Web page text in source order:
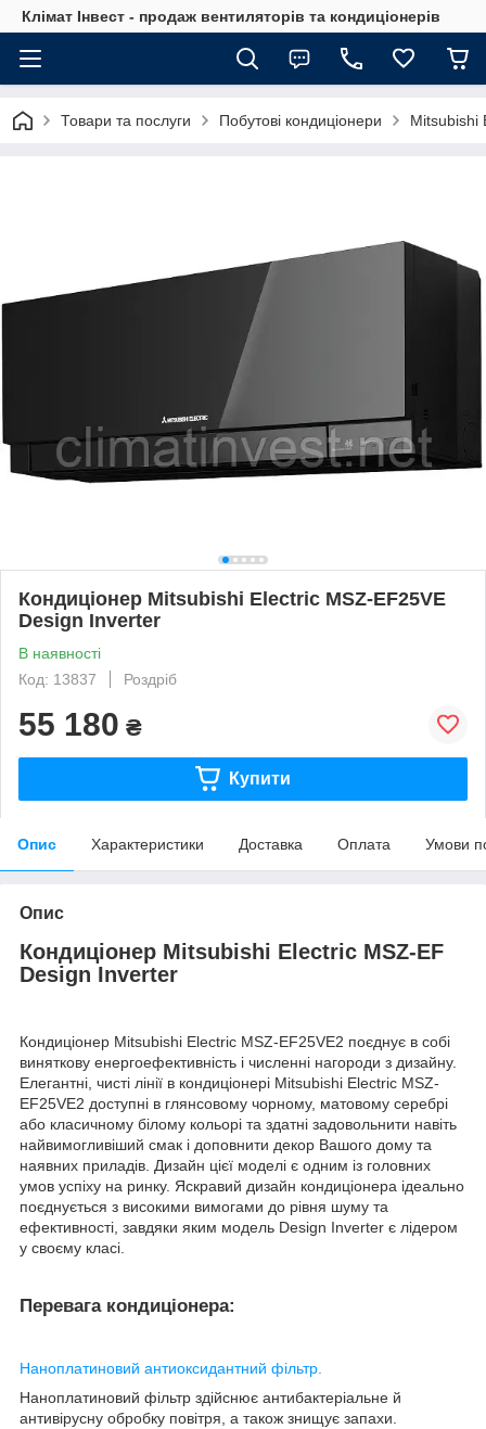
Клімат Інвест - продаж вентиляторів та кондиціонерів
Товари та послуги Побутові кондиціонери Mitsubishi
Кондиціонер Mitsubishi Electric MSZ-EF25VE
Design Inverter
В наявності
Код: 13837
Роздріб
55 180 ₴
Купити
Опис Характеристики Доставка Оплата Умови
Опис
Кондиціонер Mitsubishi Electric MSZ-EF
Design Inverter
Кондиціонер Mitsubishi Electric MSZ-EF25VE2 поєднує в собі
виняткову енергоефективність і численні нагороди з дизайну.
Елегантні, чисті лінії в кондиціонері Mitsubishi Electric MSZ-
EF25VE2 доступні в глянсовому чорному, матовому серебрі
або класичному білому кольорі та здатні задовольнити навіть
найвимогливіший смак і доповнити декор Вашого дому та
наявних приладів. Дизайн цієї моделі є одним із головних
умов успіху на ринку. Яскравий дизайн кондиціонера ідеально
поєднується з високими вимогами до рівня шуму та
ефективності, завдяки яким модель Design Inverter є лідером
у своєму класі.
Перевага кондиціонера:
Наноплатиновий антиоксидантний фільтр.
Наноплатиновий фільтр здійснює антибактеріальне й
антивірусну обробку повітря, а також знищує запахи.